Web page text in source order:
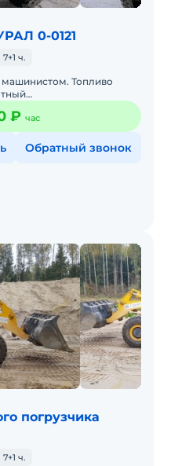
0-0121
ч.
машинистом. Топливо
самое главное без ош
₽ час
Обратный звонок
погрузчика
ч.